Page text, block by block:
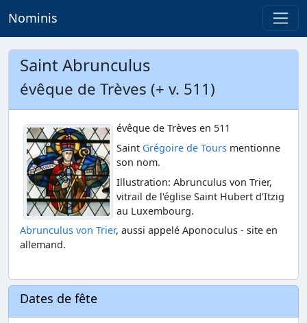
Nominis
Saint Abrunculus
évêque de Trèves (+ v. 511)
évêque de Trèves en 511
Saint Grégoire de Tours mentionne
son nom.
Illustration: Abrunculus von Trier,
vitrail de l'église Saint Hubert d'Itzig
au Luxembourg.
Abrunculus von Trier, aussi appelé Aponoculus - site en
allemand.
Dates de fête